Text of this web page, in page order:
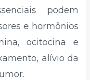
podem
e hormônios
ocitocina e
alívio da